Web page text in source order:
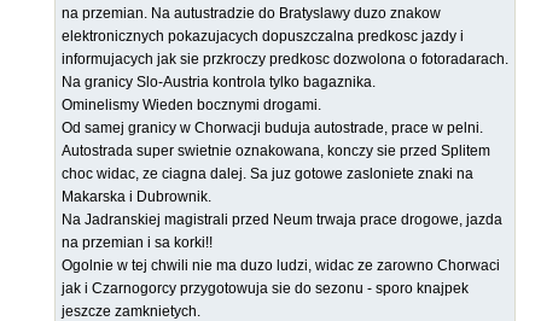
na przemian. Na autustradzie do Bratyslawy duzo znakow
elektronicznych pokazujacych dopuszczalna predkosc jazdy i
informujacych jak sie przkroczy predkosc dozwolona o fotoradarach.
Na granicy Slo-Austria kontrola tylko bagaznika.
Ominelismy Wieden bocznymi drogami.
Od samej granicy w Chorwacji buduja autostrade, prace w pelni.
Autostrada super swietnie oznakowana, konczy sie przed Splitem
choc widac, ze ciagna dalej. Sa juz gotowe zasloniete znaki na
Makarska i Dubrownik.
Na Jadranskiej magistrali przed Neum trwaja prace drogowe, jazda
na przemian i sa korki!!
Ogolnie w tej chwili nie ma duzo ludzi, widac ze zarowno Chorwaci
jak i Czarnogorcy przygotowuja sie do sezonu - sporo knajpek
jeszcze zamknietych.